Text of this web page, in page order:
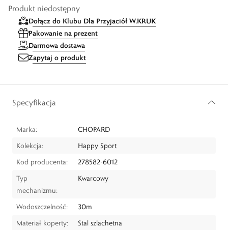
Produkt niedostępny
Dołącz do Klubu Dla Przyjaciół W.KRUK
Pakowanie na prezent
Darmowa dostawa
Zapytaj o produkt
Specyfikacja
Marka:
CHOPARD
Kolekcja:
Happy Sport
Kod producenta:
278582-6012
Typ
mechanizmu:
Kwarcowy
Wodoszczelność:
30m
Materiał koperty:
Stal szlachetna